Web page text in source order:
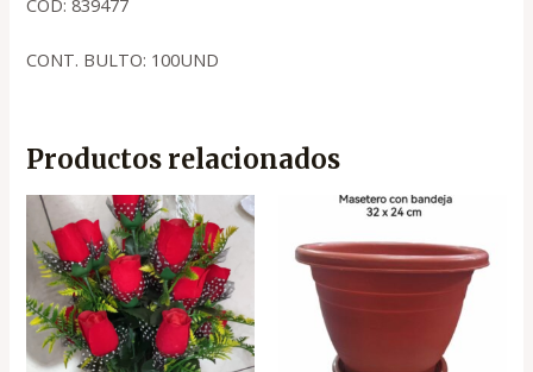
CONT. BULTO: 100UND
Productos relacionados
precio
original
era:
.
₡1,950
El
precio
actual
es:
.
₡1,350